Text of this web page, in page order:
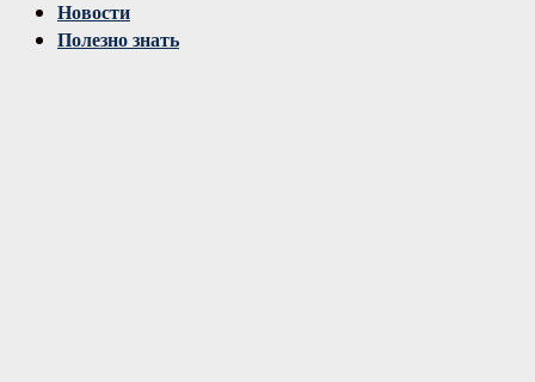
Новости
Полезно знать